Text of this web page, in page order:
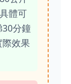
體可
分鐘
效果